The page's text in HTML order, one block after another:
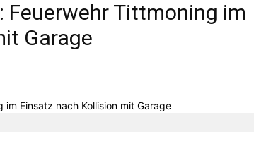
Feuerwehr Tittmoning im
Garage